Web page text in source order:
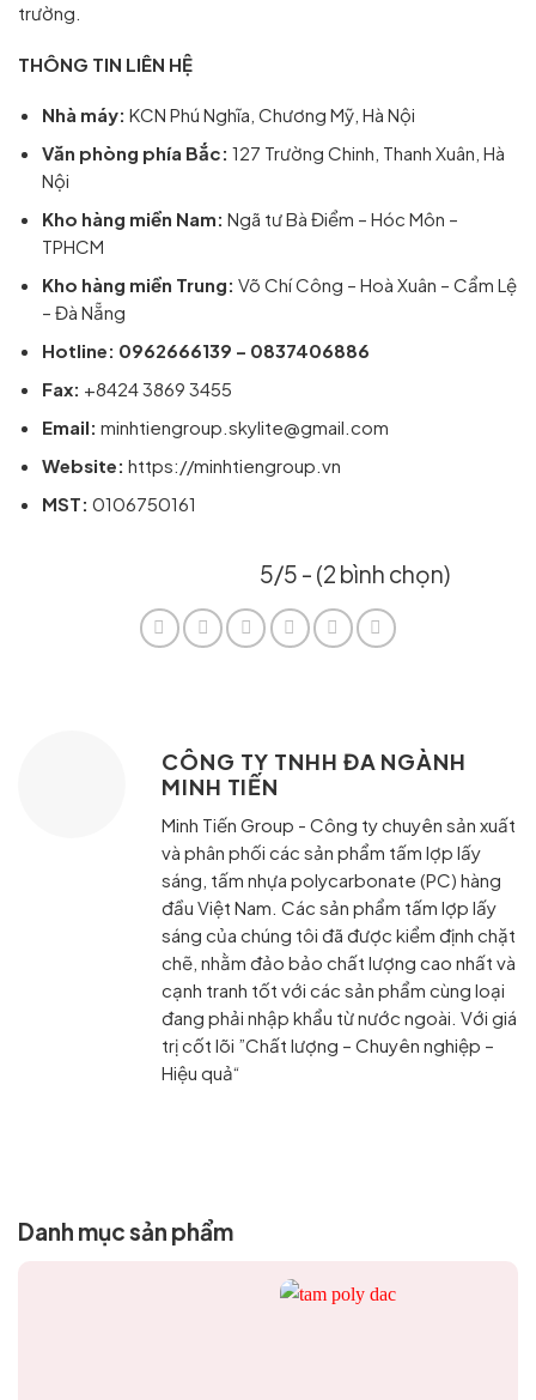
trường.
THÔNG TIN LIÊN HỆ
Nhà máy: KCN Phú Nghĩa, Chương Mỹ, Hà Nội
Văn phòng phía Bắc: 127 Trường Chinh, Thanh Xuân, Hà
Nội
Kho hàng miền Nam: Ngã tư Bà Điểm – Hóc Môn –
TPHCM
Kho hàng miền Trung: Võ Chí Công – Hoà Xuân – Cẩm Lệ
– Đà Nẵng
Hotline: 0962666139 – 0837406886
Fax: +8424 3869 3455
Email: minhtiengroup.skylite@gmail.com
Website: https://minhtiengroup.vn
MST: 0106750161
5/5 - (2 bình chọn)
CÔNG TY TNHH ĐA NGÀNH
MINH TIẾN
Minh Tiến Group - Công ty chuyên sản xuất
và phân phối các sản phẩm tấm lợp lấy
sáng, tấm nhựa polycarbonate (PC) hàng
đầu Việt Nam. Các sản phẩm tấm lợp lấy
sáng của chúng tôi đã được kiểm định chặt
chẽ, nhằm đảo bảo chất lượng cao nhất và
cạnh tranh tốt với các sản phẩm cùng loại
đang phải nhập khẩu từ nước ngoài. Với giá
trị cốt lõi ”Chất lượng – Chuyên nghiệp –
Hiệu quả“
Danh mục sản phẩm